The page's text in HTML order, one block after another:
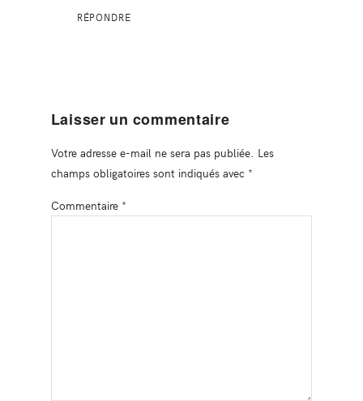
RÉPONDRE
Laisser un commentaire
Votre adresse e-mail ne sera pas publiée. Les
champs obligatoires sont indiqués avec *
Commentaire *